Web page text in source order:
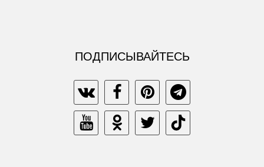
ПОДПИСЫВАЙТЕСЬ